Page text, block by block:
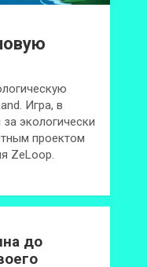
Игра, в
экологически
проектом
ZeLoop.
до